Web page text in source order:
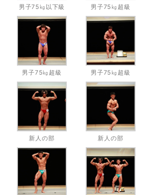
男子75㎏以下級 男子75㎏超級
男子75㎏超級 男子75㎏超級
新人の部 新人の部